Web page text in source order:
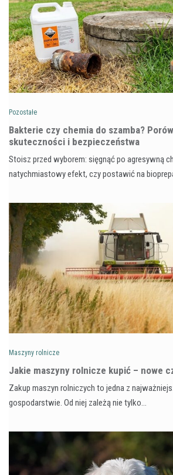
Pozostałe
Bakterie czy chemia do szamba?
skuteczności i bezpieczeństwa
Stoisz przed wyborem: sięgnąć po agresywną
natychmiastowy efekt, czy postawić na
Maszyny rolnicze
Jakie maszyny rolnicze kupić – nowe
Zakup maszyn rolniczych to jedna z
gospodarstwie. Od niej zależą nie tylko…